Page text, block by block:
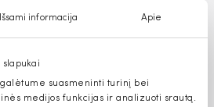
Išsami informacija Apie
slapukai
suasmeninti turinį bei
medijos funkcijas ir analizuoti srautą.